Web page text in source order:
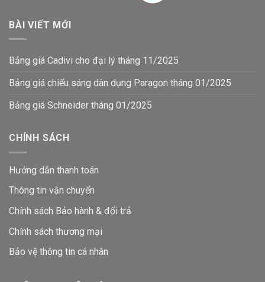
BÀI VIẾT MỚI
Bảng giá Cadivi cho đại lý tháng 11/2025
Bảng giá chiếu sáng dân dụng Paragon tháng 01/2025
Bảng giá Schneider tháng 01/2025
CHÍNH SÁCH
Hướng dẫn thanh toán
Thông tin vận chuyển
Chính sách Bảo hành & đổi trả
Chính sách thương mại
Bảo vệ thông tin cá nhân